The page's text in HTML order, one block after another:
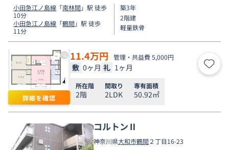
小田急江ノ島線 「南林間 」駅 徒歩
10分
小田急江ノ島線 「鶴間 」駅 徒歩
11分
築3年
2階建
軽量鉄骨
詳細を確認
11.4万円 管理・共益費 5,000円
敷 0ヶ月 礼 1ヶ月 お気
所在階
2階
間取り
2LDK
専有面積
50.92㎡
コルトンⅡ
神奈川県大和市鶴間 ２丁目16-23